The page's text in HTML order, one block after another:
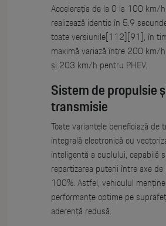
Accelerația de la 0 la 100 km/
realizează identic în 5.9
toate versiunile[112][91], în
maximă variază între 200 km/
și 203 km/h pentru PHEV.
Sistem de propulsie
transmisie
Toate variantele beneficiază de
integrală electronică cu
inteligentă a cuplului, capabilă
repartizarea puterii între axe de
100%. Astfel, vehiculul menține
performanțe optime pe
aderență redusă.